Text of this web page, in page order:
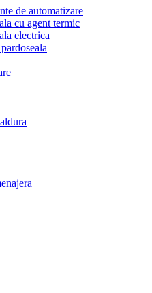
de automatizare
cu agent termic
electrica